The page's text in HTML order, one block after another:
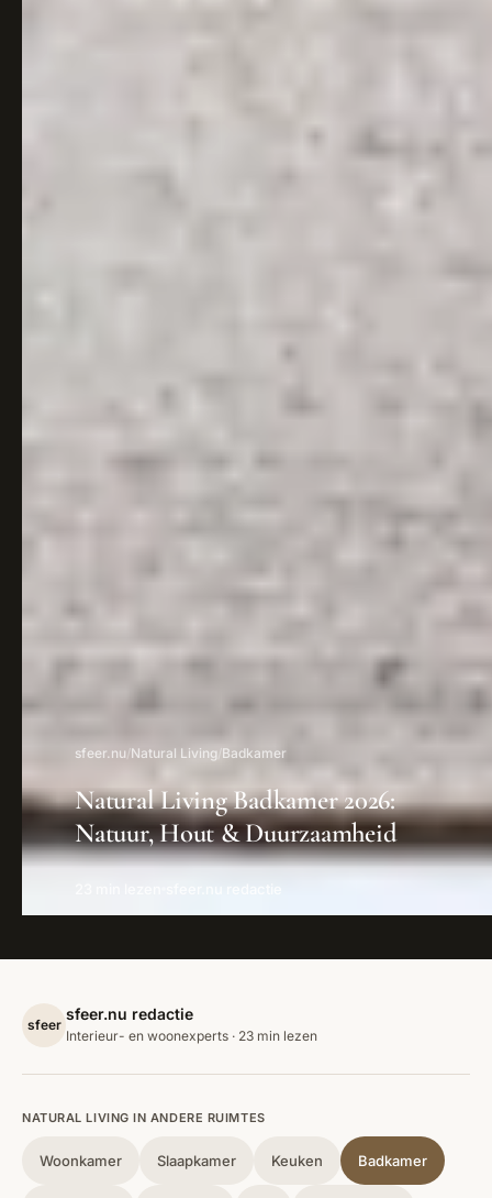
sfeer.nu /Natural Living Badkamer
Natural Living Badkamer 2026:
Natuur, Hout & Duurzaamheid
sfeer
sfeer.nu redactie
Interieur- en woonexperts · 23 min lezen
NATURAL LIVING IN ANDERE RUIMTES
Woonkamer Slaapkamer Keuken Badkamer